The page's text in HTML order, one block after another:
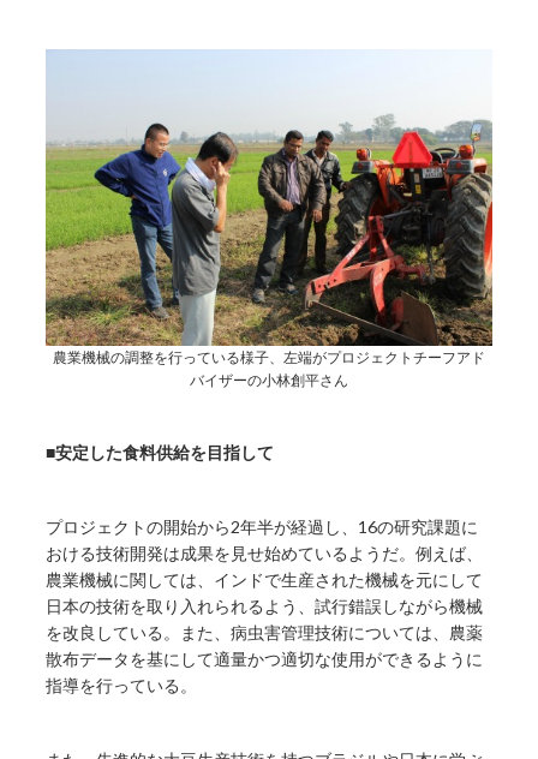
農業機械の調整を行っている様子、左端がプロジェクトチーフアド
バイザーの小林創平さん
■安定した食料供給を目指して
プロジェクトの開始から2年半が経過し、16の研究課題に
おける技術開発は成果を見せ始めているようだ。例えば、
農業機械に関しては、インドで生産された機械を元にして
日本の技術を取り入れられるよう、試行錯誤しながら機械
を改良している。また、病虫害管理技術については、農薬
散布データを基にして適量かつ適切な使用ができるように
指導を行っている。